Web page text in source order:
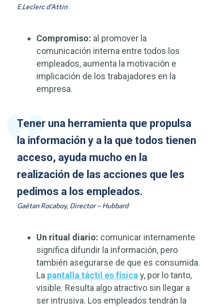
E.Leclerc d’Attin
Compromiso: al promover la
comunicación interna entre todos los
empleados, aumenta la motivación e
implicación de los trabajadores en la
empresa.
Tener una herramienta que propulsa
la información y a la que todos tienen
acceso, ayuda mucho en la
realización de las acciones que les
pedimos a los empleados.
Gaëtan Rocaboy, Director – Hubbard
Un ritual diario: comunicar internamente
significa difundir la información, pero
también asegurarse de que es consumida.
La pantalla táctil es física y, por lo tanto,
visible. Resulta algo atractivo sin llegar a
ser intrusiva. Los empleados tendrán la